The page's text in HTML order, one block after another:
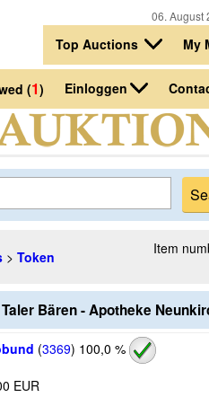
06.
Top Auctions My
(1) Einloggen
> Token Item
Bären - Apotheke
(3369) 100,0 %
EUR